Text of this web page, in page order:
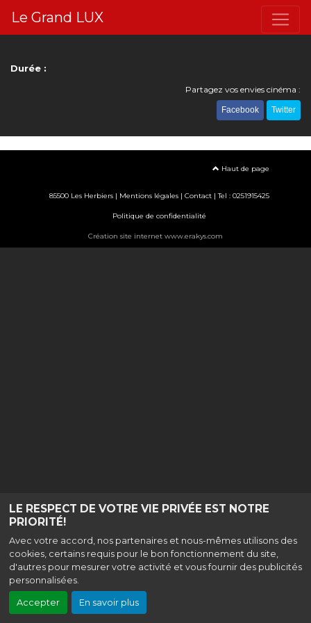
LE RESPECT DE VOTRE VIE PRIVÉE EST NOTRE
PRIORITÉ!
Avec votre accord, nos partenaires et nous-mêmes utilisons des
cookies, certains requis pour le bon fonctionnement du site,
d'autres pour mesurer votre activité et vous fournir des publicités
personnalisées.
Accepter En savoir plus
Le Grand LUX
Durée :
Partagez vos envies cinéma :
Facebook Twitter
Haut de page
85500 Les Herbiers | Mentions légales| Contact| Tel : 0251915425
Politique de confidentialité
Création site internet www.erakys.com